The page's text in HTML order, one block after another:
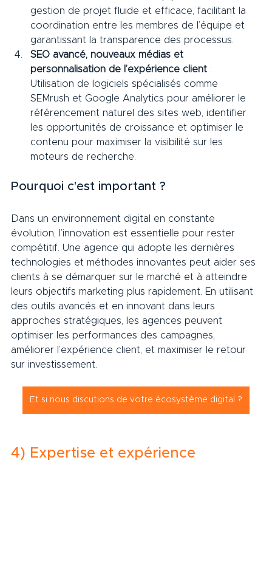
gestion de projet fluide et efficace, facilitant la
coordination entre les membres de l’équipe et
garantissant la transparence des processus.
SEO avancé, nouveaux médias et
personnalisation de l’expérience client :
Utilisation de logiciels spécialisés comme
SEMrush et Google Analytics pour améliorer le
référencement naturel des sites web, identifier
les opportunités de croissance et optimiser le
contenu pour maximiser la visibilité sur les
moteurs de recherche.
Pourquoi c'est important ?
Dans un environnement digital en constante
évolution, l’innovation est essentielle pour rester
compétitif. Une agence qui adopte les dernières
technologies et méthodes innovantes peut aider ses
clients à se démarquer sur le marché et à atteindre
leurs objectifs marketing plus rapidement. En utilisant
des outils avancés et en innovant dans leurs
approches stratégiques, les agences peuvent
optimiser les performances des campagnes,
améliorer l’expérience client, et maximiser le retour
sur investissement.
Et si nous discutions de votre écosystème digital ?
4) Expertise et expérience